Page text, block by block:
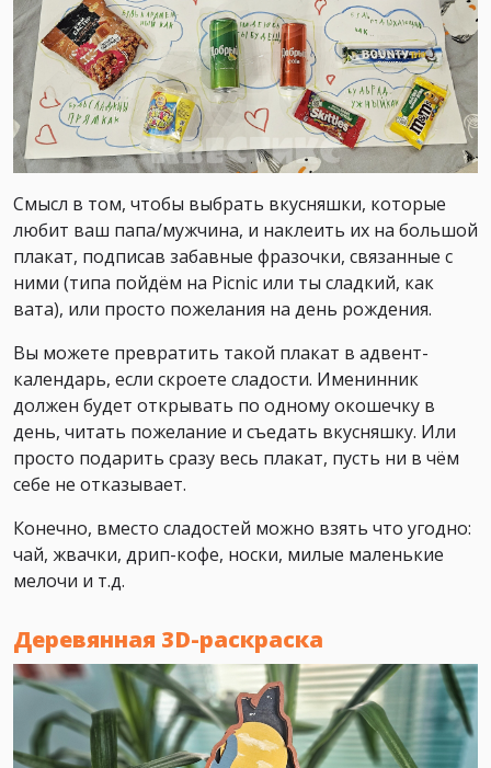
Смысл в том, чтобы выбрать вкусняшки, которые
любит ваш папа/мужчина, и наклеить их на большой
плакат, подписав забавные фразочки, связанные с
ними (типа пойдём на Picnic или ты сладкий, как
вата), или просто пожелания на день рождения.
Вы можете превратить такой плакат в адвент-
календарь, если скроете сладости. Именинник
должен будет открывать по одному окошечку в
день, читать пожелание и съедать вкусняшку. Или
просто подарить сразу весь плакат, пусть ни в чём
себе не отказывает.
Конечно, вместо сладостей можно взять что угодно:
чай, жвачки, дрип-кофе, носки, милые маленькие
мелочи и т.д.
Деревянная 3D-раскраска